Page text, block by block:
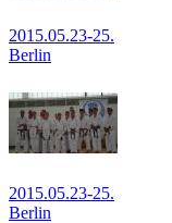
2015.05.23-25.
Berlin
2015.05.23-25.
Berlin